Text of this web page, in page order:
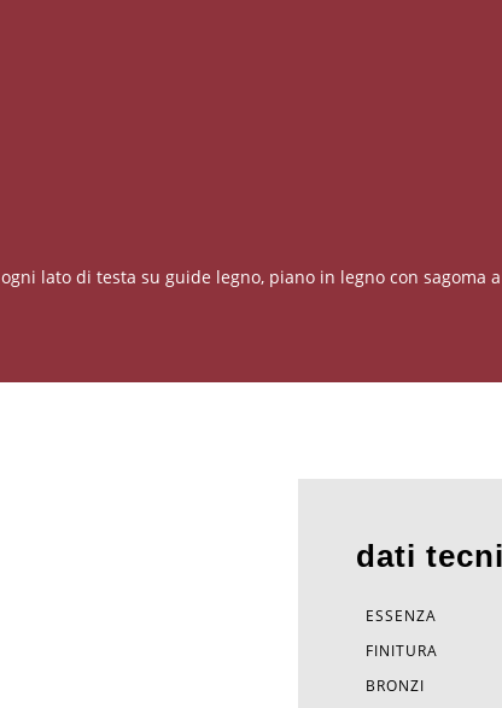
ogni lato di testa su guide legno, piano in legno con sagoma
dati
ESSENZA
FINITURA
BRONZI